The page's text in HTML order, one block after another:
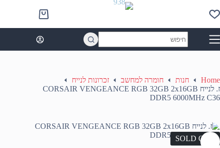
to
content
Shopping
cart
results
Home חנות חומרה למחשב
זכרונות לנייח
ז. לנייח CORSAIR VENGEANCE RGB 32GB 2x16GB
DDR5 6000MHz C36
SOLD OUT